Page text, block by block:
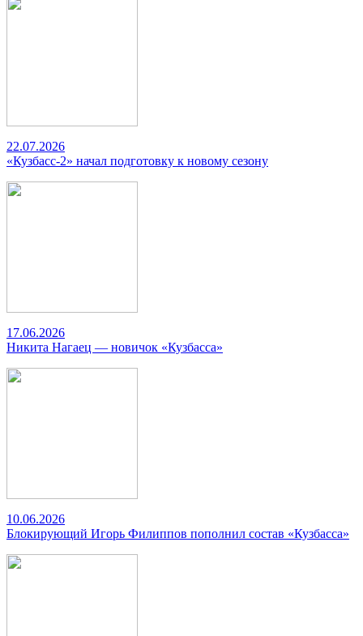
22.07.2026
«Кузбасс-2» начал подготовку к новому сезону
17.06.2026
Никита Нагаец — новичок «Кузбасса»
10.06.2026
Блокирующий Игорь Филиппов пополнил состав «Кузбасса»